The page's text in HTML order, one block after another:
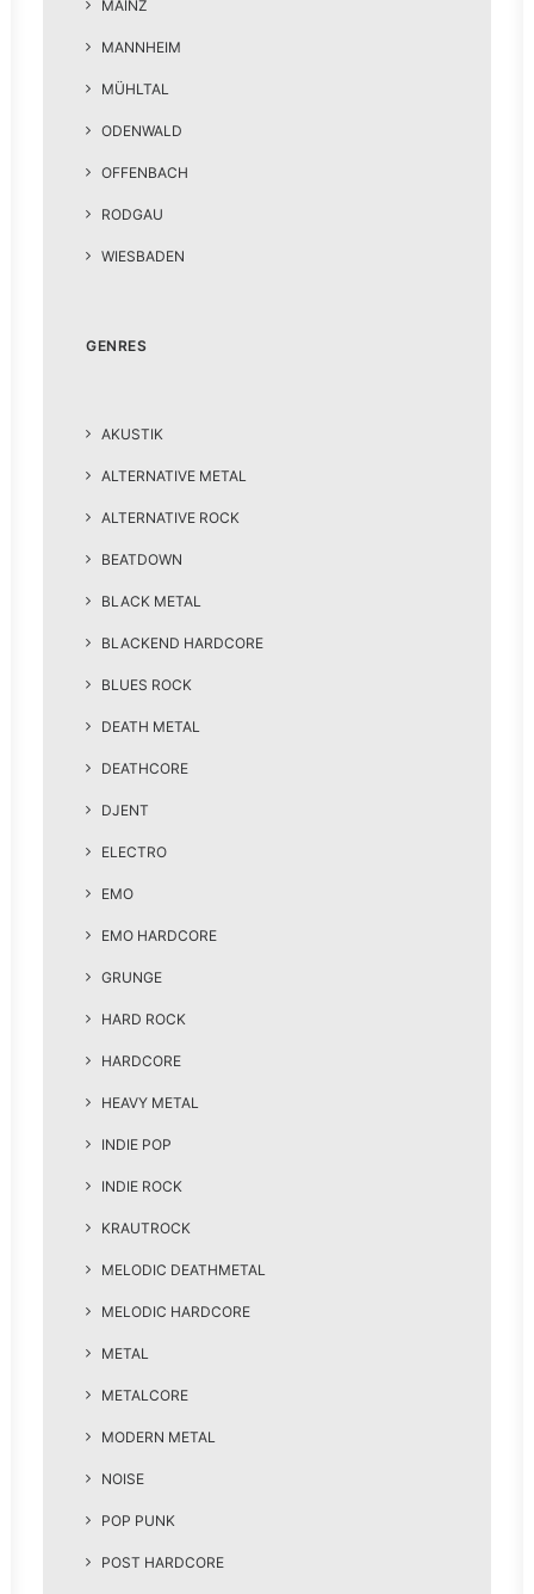
MAINZ
MANNHEIM
MÜHLTAL
ODENWALD
OFFENBACH
RODGAU
WIESBADEN
GENRES
AKUSTIK
ALTERNATIVE METAL
ALTERNATIVE ROCK
BEATDOWN
BLACK METAL
BLACKEND HARDCORE
BLUES ROCK
DEATH METAL
DEATHCORE
DJENT
ELECTRO
EMO
EMO HARDCORE
GRUNGE
HARD ROCK
HARDCORE
HEAVY METAL
INDIE POP
INDIE ROCK
KRAUTROCK
MELODIC DEATHMETAL
MELODIC HARDCORE
METAL
METALCORE
MODERN METAL
NOISE
POP PUNK
POST HARDCORE